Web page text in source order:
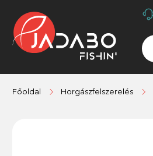
Főoldal Horgászfelszerelés